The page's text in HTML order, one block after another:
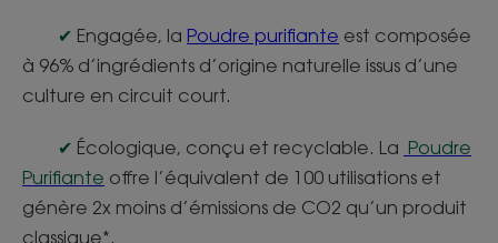
✔ Engagée, la Poudre purifiante est composée
à 96% d’ingrédients d’origine naturelle issus d’une
culture en circuit court.
✔ Écologique, conçu et recyclable. La Poudre
Purifiante offre l’équivalent de 100 utilisations et
génère 2x moins d’émissions de CO2 qu’un produit
classique*.